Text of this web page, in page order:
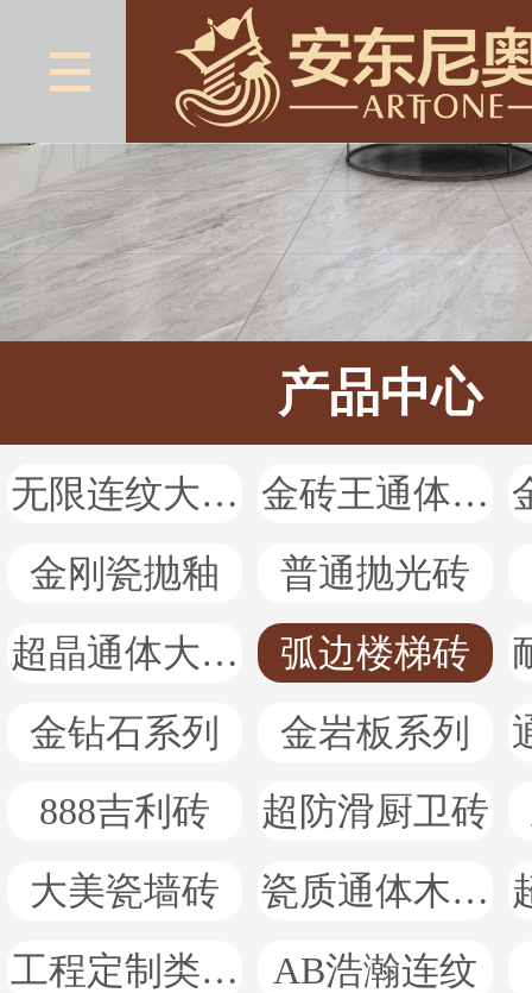
产品中心
无限连纹大理石
金砖王通体大理石
金刚瓷抛釉
普通抛光砖
超晶通体大理石
弧边楼梯砖
金钻石系列
金岩板系列
888吉利砖
超防滑厨卫砖
大美瓷墙砖
瓷质通体木纹砖
工程定制类产品
AB浩瀚连纹